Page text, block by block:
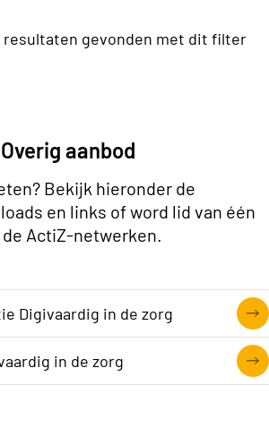
resultaten gevonden met dit filter
Overig aanbod
Bekijk hieronder de
en links of word lid van één
de ActiZ-netwerken.
Digivaardig in de zorg
in de zorg